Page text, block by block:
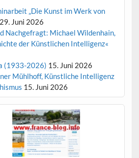
„Die Kunst im Werk von
29. Juni 2026
Nachgefragt: Michael Wildenhain,
der Künstlichen Intelligenz«
(1933-2026) 15. Juni 2026
Mühlhoff, Künstliche Intelligenz
15. Juni 2026